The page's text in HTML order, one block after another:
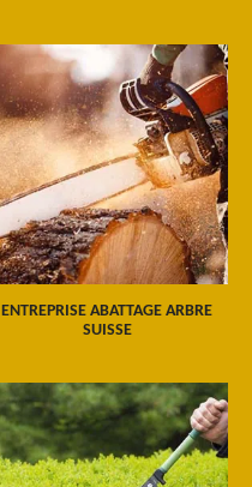
ENTREPRISE ABATTAGE ARBRE
SUISSE